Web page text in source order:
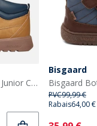
Levi's Boots Arizona Junior Camel 0138
Bisgaard
PVC99,99 €
Rabais64,00 €